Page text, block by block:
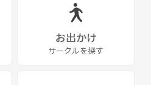
お出かけ
サークルを探す